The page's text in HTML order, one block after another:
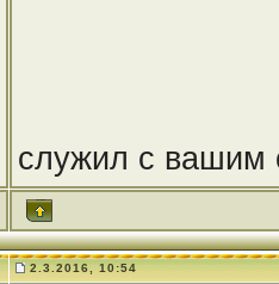
служил с вашим
2.3.2016, 10:54